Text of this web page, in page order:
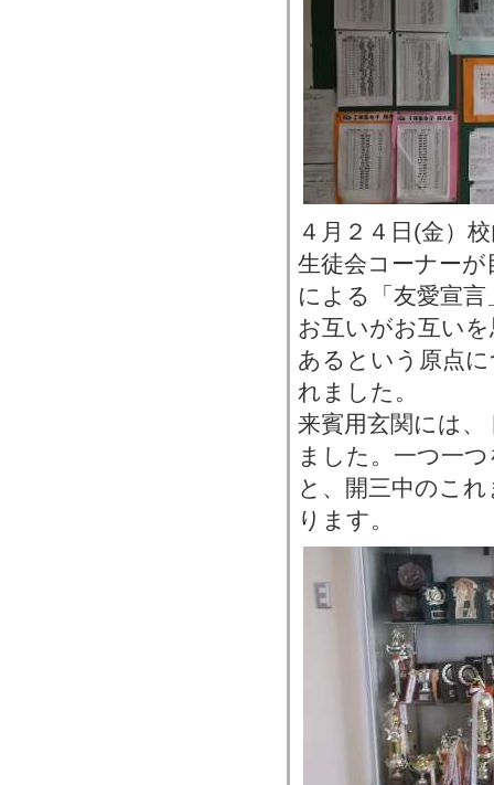
４月２４日(金）
生徒会コーナー
による「友愛宣
お互いがお互い
あるという原点
れました。
来賓用玄関には
ました。一つ一
と、開三中のこ
ります。